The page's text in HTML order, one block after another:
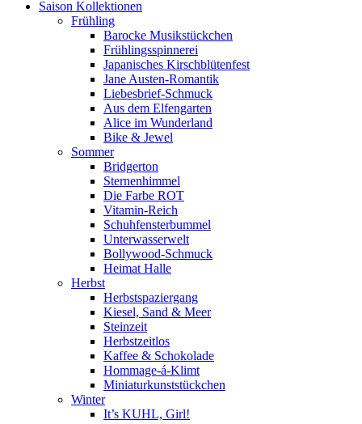
Saison Kollektionen
Frühling
Barocke Musikstückchen
Frühlingsspinnerei
Japanisches Kirschblütenfest
Jane Austen-Romantik
Liebesbrief-Schmuck
Aus dem Elfengarten
Alice im Wunderland
Bike & Jewel
Sommer
Bridgerton
Sternenhimmel
Die Farbe ROT
Vitamin-Reich
Schuhfensterbummel
Unterwasserwelt
Bollywood-Schmuck
Heimat Halle
Herbst
Herbstspaziergang
Kiesel, Sand & Meer
Steinzeit
Herbstzeitlos
Kaffee & Schokolade
Hommage-á-Klimt
Miniaturkunststückchen
Winter
It’s KUHL, Girl!